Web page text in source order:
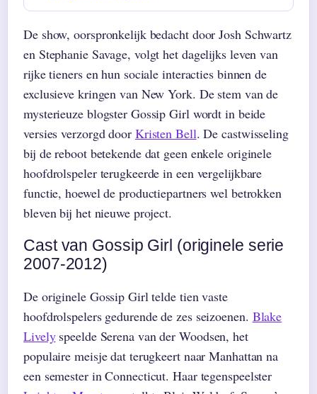
De show, oorspronkelijk bedacht door Josh Schwartz
en Stephanie Savage, volgt het dagelijks leven van
rijke tieners en hun sociale interacties binnen de
exclusieve kringen van New York. De stem van de
mysterieuze blogster Gossip Girl wordt in beide
versies verzorgd door Kristen Bell. De castwisseling
bij de reboot betekende dat geen enkele originele
hoofdrolspeler terugkeerde in een vergelijkbare
functie, hoewel de productiepartners wel betrokken
bleven bij het nieuwe project.
Cast van Gossip Girl (originele serie
2007-2012)
De originele Gossip Girl telde tien vaste
hoofdrolspelers gedurende de zes seizoenen. Blake
Livelyspeelde Serena van der Woodsen, het
populaire meisje dat terugkeert naar Manhattan na
een semester in Connecticut. Haar tegenspeelster